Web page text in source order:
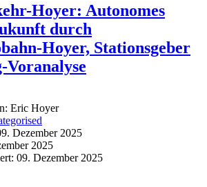
Hoyer: Autonomes
durch
Hoyer, Stationsgeber
Voranalyse
Eric Hoyer
Dezember 2025
2025
09. Dezember 2025